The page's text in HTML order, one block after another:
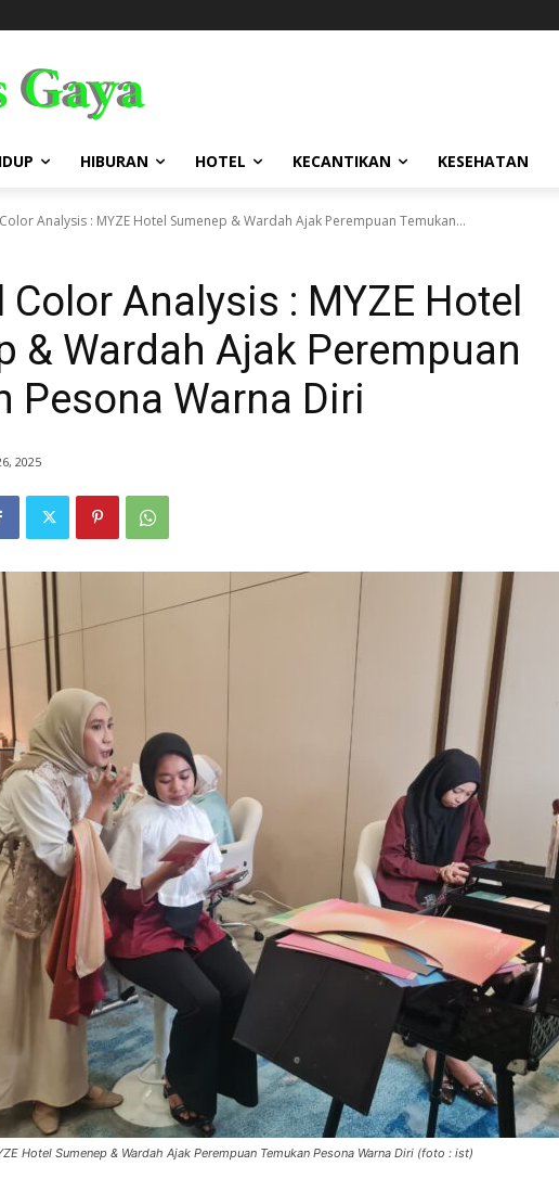
HIBURAN HOTEL KECANTIKAN KESEHATAN
Analysis : MYZE Hotel Sumenep & Wardah Ajak Perempuan Temukan...
Analysis : MYZE Hotel
& Wardah Ajak Perempuan
Pesona Warna Diri
2025
Hotel Sumenep & Wardah Ajak Perempuan Temukan Pesona Warna Diri (foto : ist)